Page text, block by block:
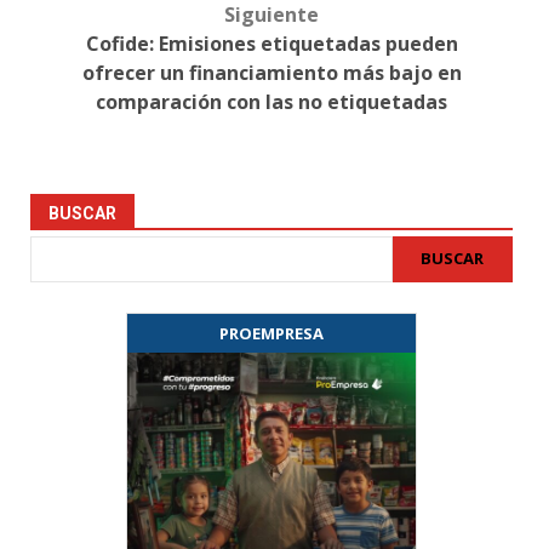
Siguiente
Cofide: Emisiones etiquetadas pueden
ofrecer un financiamiento más bajo en
comparación con las no etiquetadas
BUSCAR
BUSCAR
PROEMPRESA